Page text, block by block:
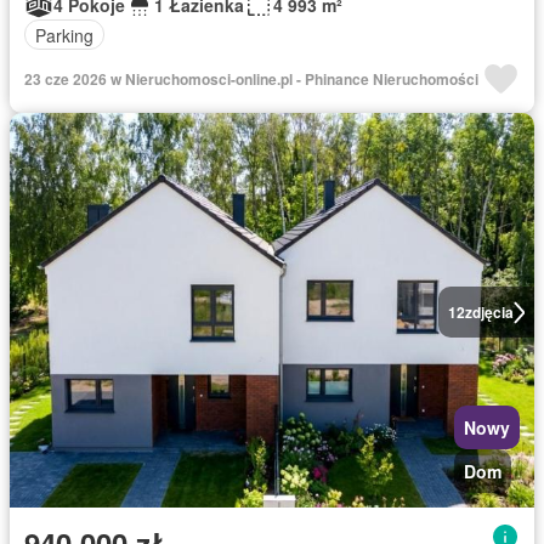
4 Pokoje 1 Łazienka
4 993 m²
Parking
23 cze 2026 w Nieruchomosci-online.pl - Phinance Nieruchomości
12zdjęcia
Nowy
Dom